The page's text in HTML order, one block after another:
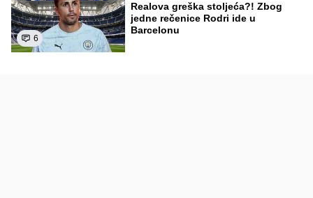
6
Realova greška stoljeća?! Zbog
jedne rečenice Rodri ide u
Barcelonu